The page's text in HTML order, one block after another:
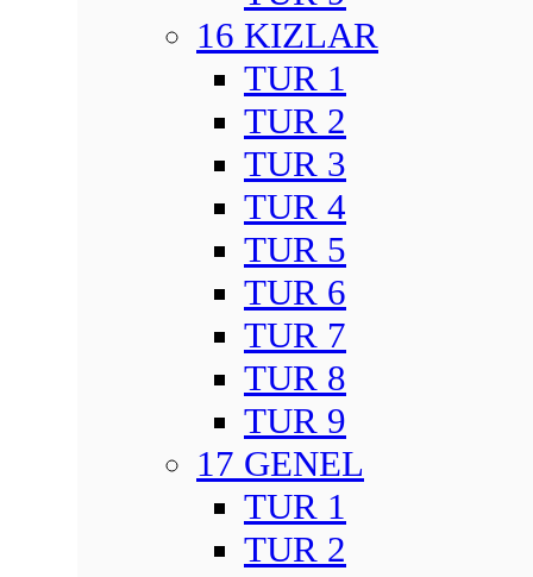
16 KIZLAR
TUR 1
TUR 2
TUR 3
TUR 4
TUR 5
TUR 6
TUR 7
TUR 8
TUR 9
17 GENEL
TUR 1
TUR 2